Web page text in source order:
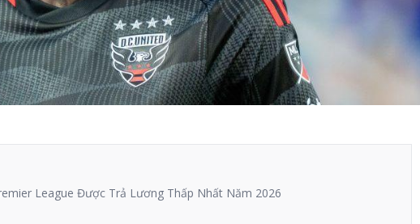
League Được Trả Lương Thấp Nhất Năm 2026